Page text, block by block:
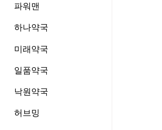
파워맨
하나약국
미래약국
일품약국
낙원약국
허브밍